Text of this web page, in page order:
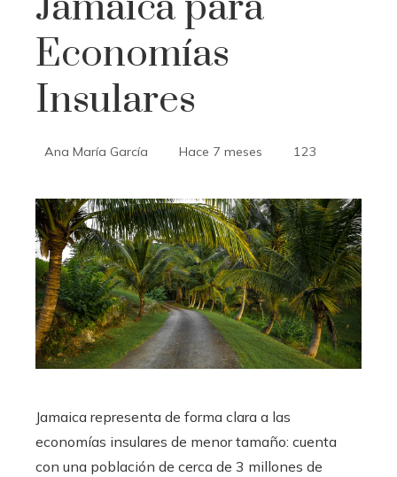
Economías
Insulares
Ana María García Hace 7 meses 123
Jamaica representa de forma clara a las
economías insulares de menor tamaño: cuenta
con una población de cerca de 3 millones de